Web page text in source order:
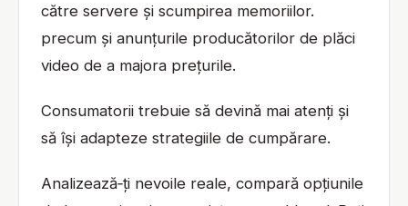
către servere și scumpirea memoriilor.
precum și anunțurile producătorilor de plăci
video de a majora prețurile.
Consumatorii trebuie să devină mai atenți și
să își adapteze strategiile de cumpărare.
Analizează‑ți nevoile reale, compară opțiunile